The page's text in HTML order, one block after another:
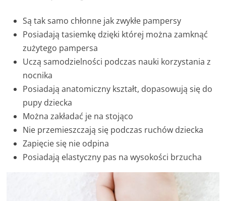
Są tak samo chłonne jak zwykłe pampersy
Posiadają tasiemkę dzięki której można zamknąć
zużytego pampersa
Uczą samodzielności podczas nauki korzystania z
nocnika
Posiadają anatomiczny kształt, dopasowują się do
pupy dziecka
Można zakładać je na stojąco
Nie przemieszczają się podczas ruchów dziecka
Zapięcie się nie odpina
Posiadają elastyczny pas na wysokości brzucha